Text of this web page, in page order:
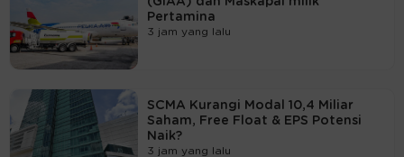
Pertamina
3 jam yang lalu
SCMA Kurangi Modal 10,4 Miliar
Saham, Free Float & EPS Potensi
Naik?
3 jam yang lalu